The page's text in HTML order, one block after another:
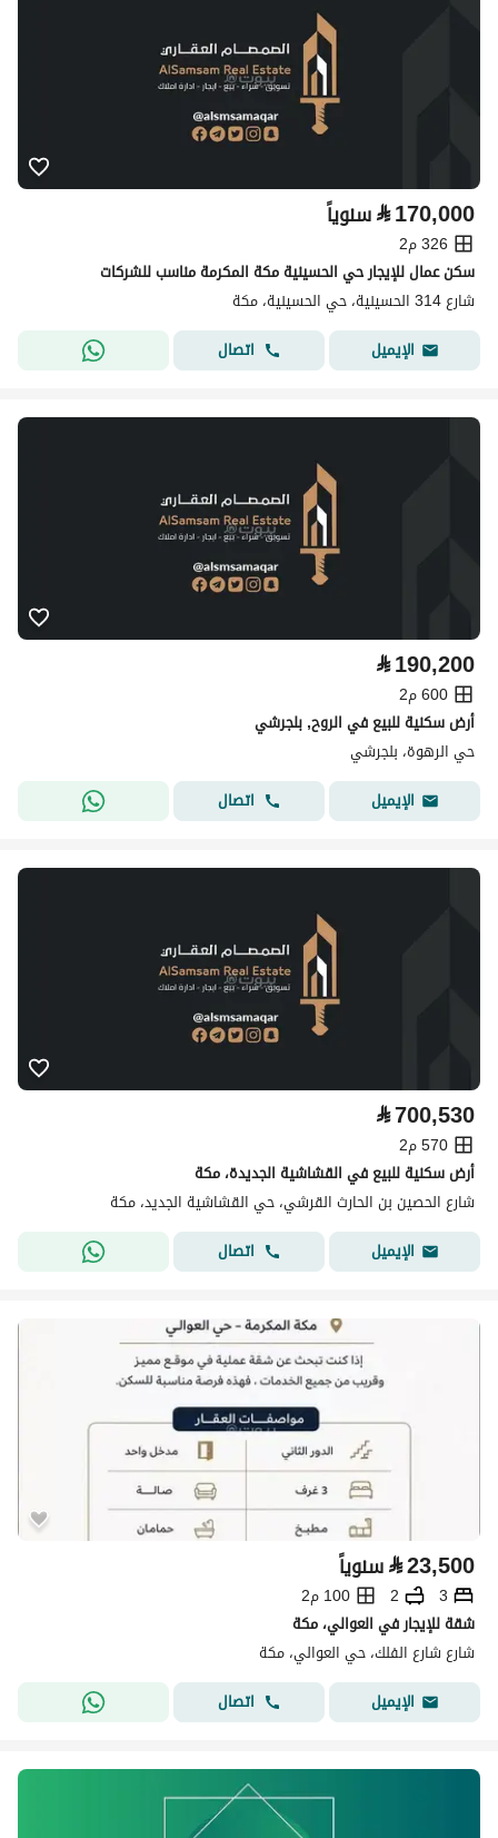
⃁170,000 سنوياً
326 م2
سكن عمال للإيجار حي الحسينية مكة المكرمة مناسب للشركات
شارع 314 الحسينية، حي الحسينية، مكة
الإيميل
اتصال
⃁190,200
600 م2
أرض سكنية للبيع في الروح, بلجرشي
حي الرهوة، بلجرشي
الإيميل
اتصال
⃁700,530
570 م2
أرض سكنية للبيع في القشاشية الجديدة، مكة
شارع الحصين بن الحارث القرشي، حي القشاشية الجديد، مكة
الإيميل
اتصال
⃁23,500 سنوياً
3
2
100 م2
شقة للإيجار في العوالي، مكة
شارع شارع الفلك، حي العوالي، مكة
الإيميل
اتصال